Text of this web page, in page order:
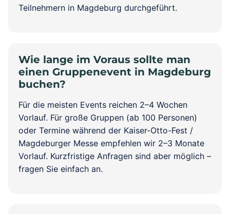
Teilnehmern in Magdeburg durchgeführt.
Wie lange im Voraus sollte man
einen Gruppenevent in Magdeburg
buchen?
Für die meisten Events reichen 2–4 Wochen
Vorlauf. Für große Gruppen (ab 100 Personen)
oder Termine während der Kaiser-Otto-Fest /
Magdeburger Messe empfehlen wir 2–3 Monate
Vorlauf. Kurzfristige Anfragen sind aber möglich –
fragen Sie einfach an.